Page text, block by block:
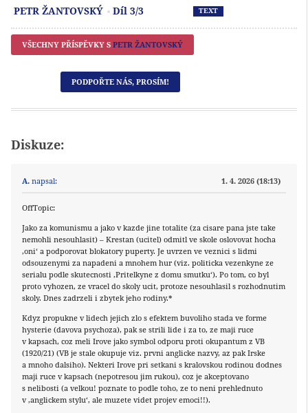
PETR ŽANTOVSKÝ Díl 3/3 TEXT
VŠECHNY PŘÍSPĚVKY S PETR ŽANTOVSKÝ
PODPOŘTE NÁS, PROSÍM!
Diskuze:
A. napsal: 1. 4. 2026 (18:13)
OffTopic:
Jako za komunismu a jako v kazde jine totalite (za cisare pana jste take
nemohli nesouhlasit) – Krestan (ucitel) odmitl ve skole oslovovat hocha
‚oni‘ a podporovat blokatory puperty. Je uvrzen ve veznici s lidmi
odsouzenymi za napadeni a mnohem hur (viz. politicka vezenkyne ze
serialu podle skutecnosti ‚Pritelkyne z domu smutku‘). Po tom, co byl
proto vyhozen, ze vracel do skoly ucit, protoze nesouhlasil s rozhodnutim
skoly. Dnes zadrzeli i zbytek jeho rodiny.*
Kdyz propukne v lidech jejich zlo s efektem buvoliho stada ve forme
hysterie (davova psychoza), pak se strili lide i za to, ze maji ruce
v kapsach, coz meli Irove jako symbol odporu proti okupantum z VB
(1920/21) (VB je stale okupuje viz. prvni anglicke nazvy, az pak Irske
a mnoho dalsiho). Nekteri Irove pri setkani s kralovskou rodinou dodnes
maji ruce v kapsach (nepotresou jim rukou), coz je akceptovano
s nelibosti (a velkou! poznate to podle toho, ze to neni prehlednuto
v ‚anglickem stylu‘, ale muzete videt projev emoci!!).